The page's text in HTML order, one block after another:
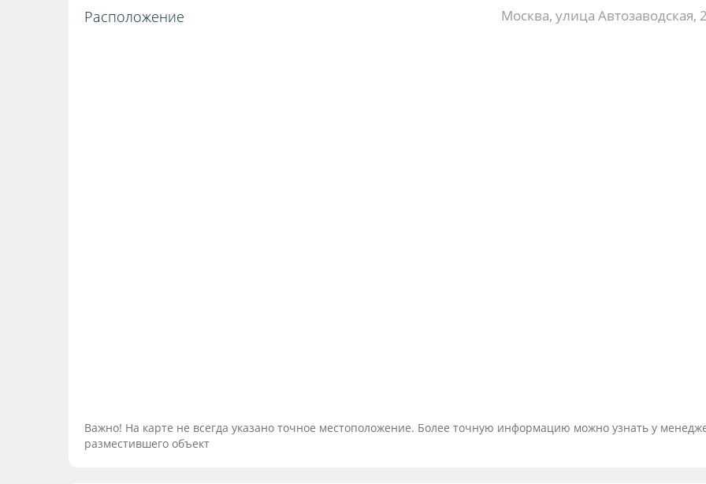
Расположение Москва, улица Автозаводская,
Важно! На карте не всегда указано точное местоположение. Более точную информацию можно узнать у
разместившего объект